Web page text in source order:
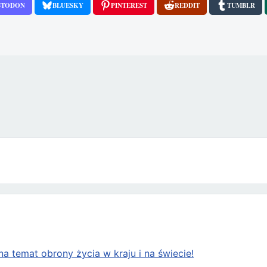
temat obrony życia w kraju i na świecie!
BLUESKY PINTEREST REDDIT TUMBLR
„pomocy w umieraniu”